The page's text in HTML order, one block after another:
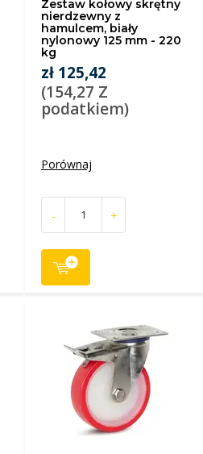
Zestaw kołowy skrętny
nierdzewny z
hamulcem, biały
nylonowy 125 mm - 220
kg
zł 125,42
(154,27 Z
podatkiem)
Porównaj
- +